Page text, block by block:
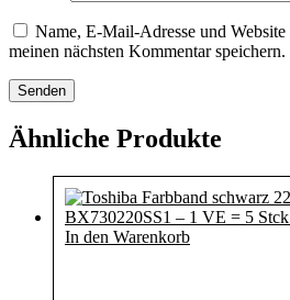
Name, E-Mail-Adresse und
meinen nächsten Kommentar speichern.
Ähnliche Produkte
In den Warenkorb